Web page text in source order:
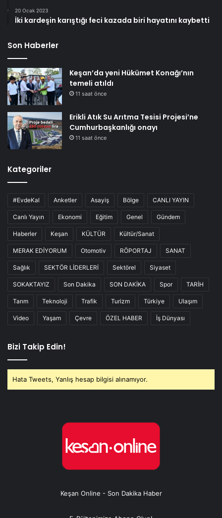
20 Ocak 2023
İki kardeşin karıştığı feci kazada biri hayatını kaybetti
Son Haberler
Keşan’da yeni Hükümet Konağı’nın
temeli atıldı
11 saat önce
Erikli Atık Su Arıtma Tesisi Projesi’ne
Cumhurbaşkanlığı onayı
11 saat önce
Kategoriler
#EvdeKal Anketler Asayiş Bölge CANLI YAYIN
Canlı Yayın Ekonomi Eğitim Genel Gündem
Haberler Keşan KÜLTÜR Kültür/Sanat
MERAK EDİYORUM Otomotiv RÖPORTAJ SANAT
Sağlık SEKTÖR LİDERLERİ Sektörel Siyaset
SOKAKTAYIZ Son Dakika SON DAKİKA Spor TARİH
Tarım Teknoloji Trafik Turizm Türkiye Ulaşım
Video Yaşam Çevre ÖZEL HABER İş Dünyası
Bizi Takip Edin!
Hata Tweets, Yanlış hesap bilgisi alınamıyor.
Keşan Online - Son Dakika Haber